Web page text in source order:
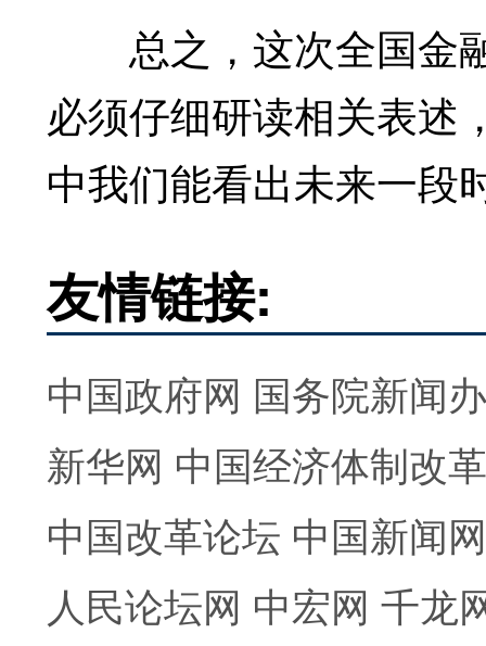
总之，这次全国金
必须仔细研读相关表述
中我们能看出未来一段
友情链接:
中国政府网 国务院新闻
新华网 中国经济体制改
中国改革论坛 中国新闻网
人民论坛网 中宏网 千龙